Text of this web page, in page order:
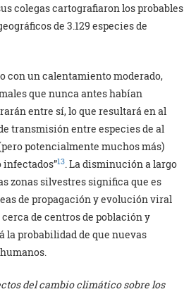
colegas cartografiaron los probables
de 3.129 especies de
con un calentamiento moderado,
que nunca antes habían
entre sí, lo que resultará en al
transmisión entre especies de al
potencialmente muchos más)
infectados”13. La disminución a largo
zonas silvestres significa que es
de propagación y evolución viral
de centros de población y
la probabilidad de que nuevas
del cambio climático sobre los